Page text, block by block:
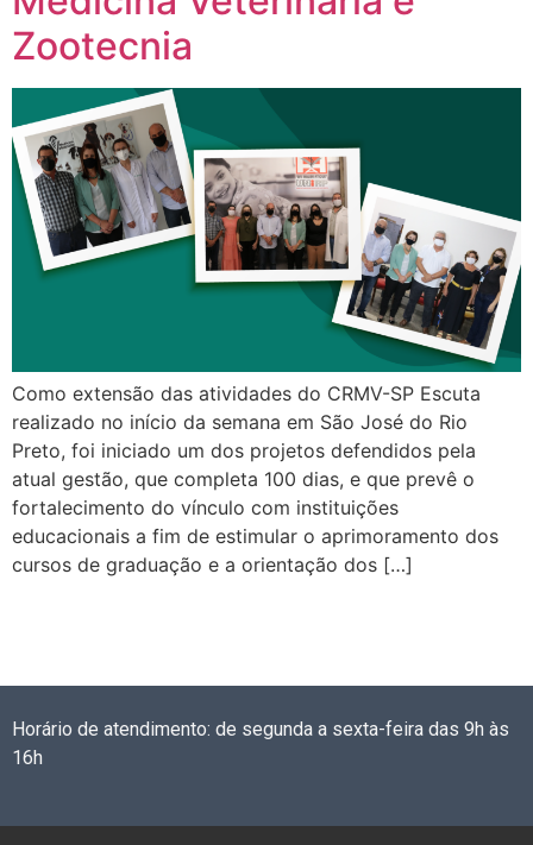
Zootecnia
Como extensão das atividades do CRMV-SP Escuta
realizado no início da semana em São José do Rio
Preto, foi iniciado um dos projetos defendidos pela
atual gestão, que completa 100 dias, e que prevê o
fortalecimento do vínculo com instituições
educacionais a fim de estimular o aprimoramento dos
cursos de graduação e a orientação dos […]
Horário de atendimento: de segunda a sexta-feira das 9h às
16h